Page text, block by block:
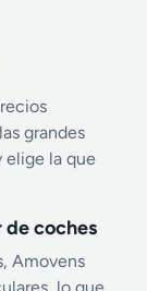
grandes
elige la que
coches
Amovens